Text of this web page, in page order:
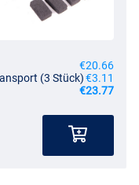
€20.66
(3 Stück)€3.11
€23.77